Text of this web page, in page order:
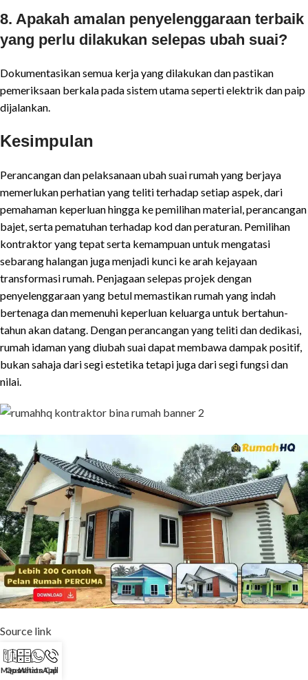
8. Apakah amalan penyelenggaraan terbaik
yang perlu dilakukan selepas ubah suai?
Dokumentasikan semua kerja yang dilakukan dan pastikan
pemeriksaan berkala pada sistem utama seperti elektrik dan paip
dijalankan.
Kesimpulan
Perancangan dan pelaksanaan ubah suai rumah yang berjaya
memerlukan perhatian yang teliti terhadap setiap aspek, dari
pemahaman keperluan hingga ke pemilihan material, perancangan
bajet, serta pematuhan terhadap kod dan peraturan. Pemilihan
kontraktor yang tepat serta kemampuan untuk mengatasi
sebarang halangan juga menjadi kunci ke arah kejayaan
transformasi rumah. Penjagaan selepas projek dengan
penyelenggaraan yang betul memastikan rumah yang indah
bertenaga dan memenuhi keperluan keluarga untuk bertahun-
tahun akan datang. Dengan perancangan yang teliti dan dedikasi,
rumah idaman yang diubah suai dapat membawa dampak positif,
bukan sahaja dari segi estetika tetapi juga dari segi fungsi dan
nilai.
Source link
[ad_2]
Maps
Quotation
WhatsApp
Call